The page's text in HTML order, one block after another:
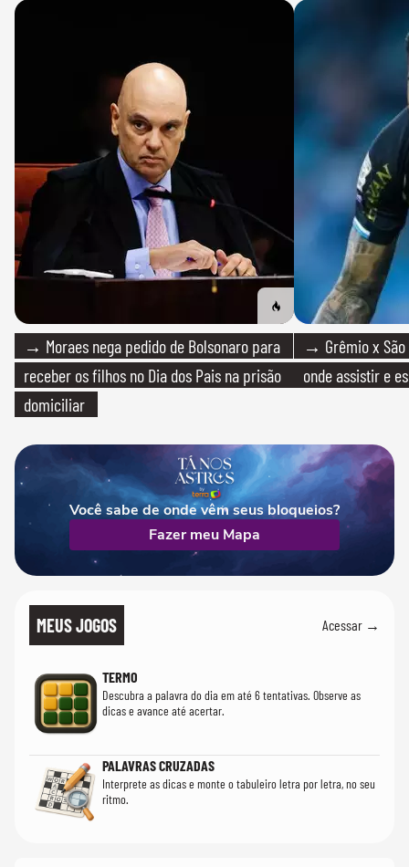
→ Moraes nega pedido de Bolsonaro para
receber os filhos no Dia dos Pais na prisão
domiciliar
→ Grêmio x São
onde assistir e
Você sabe de onde vêm seus bloqueios?
Fazer meu Mapa
MEUS JOGOS Acessar →
TERMO
Descubra a palavra do dia em até 6 tentativas. Observe as
dicas e avance até acertar.
PALAVRAS CRUZADAS
Interprete as dicas e monte o tabuleiro letra por letra, no seu
ritmo.